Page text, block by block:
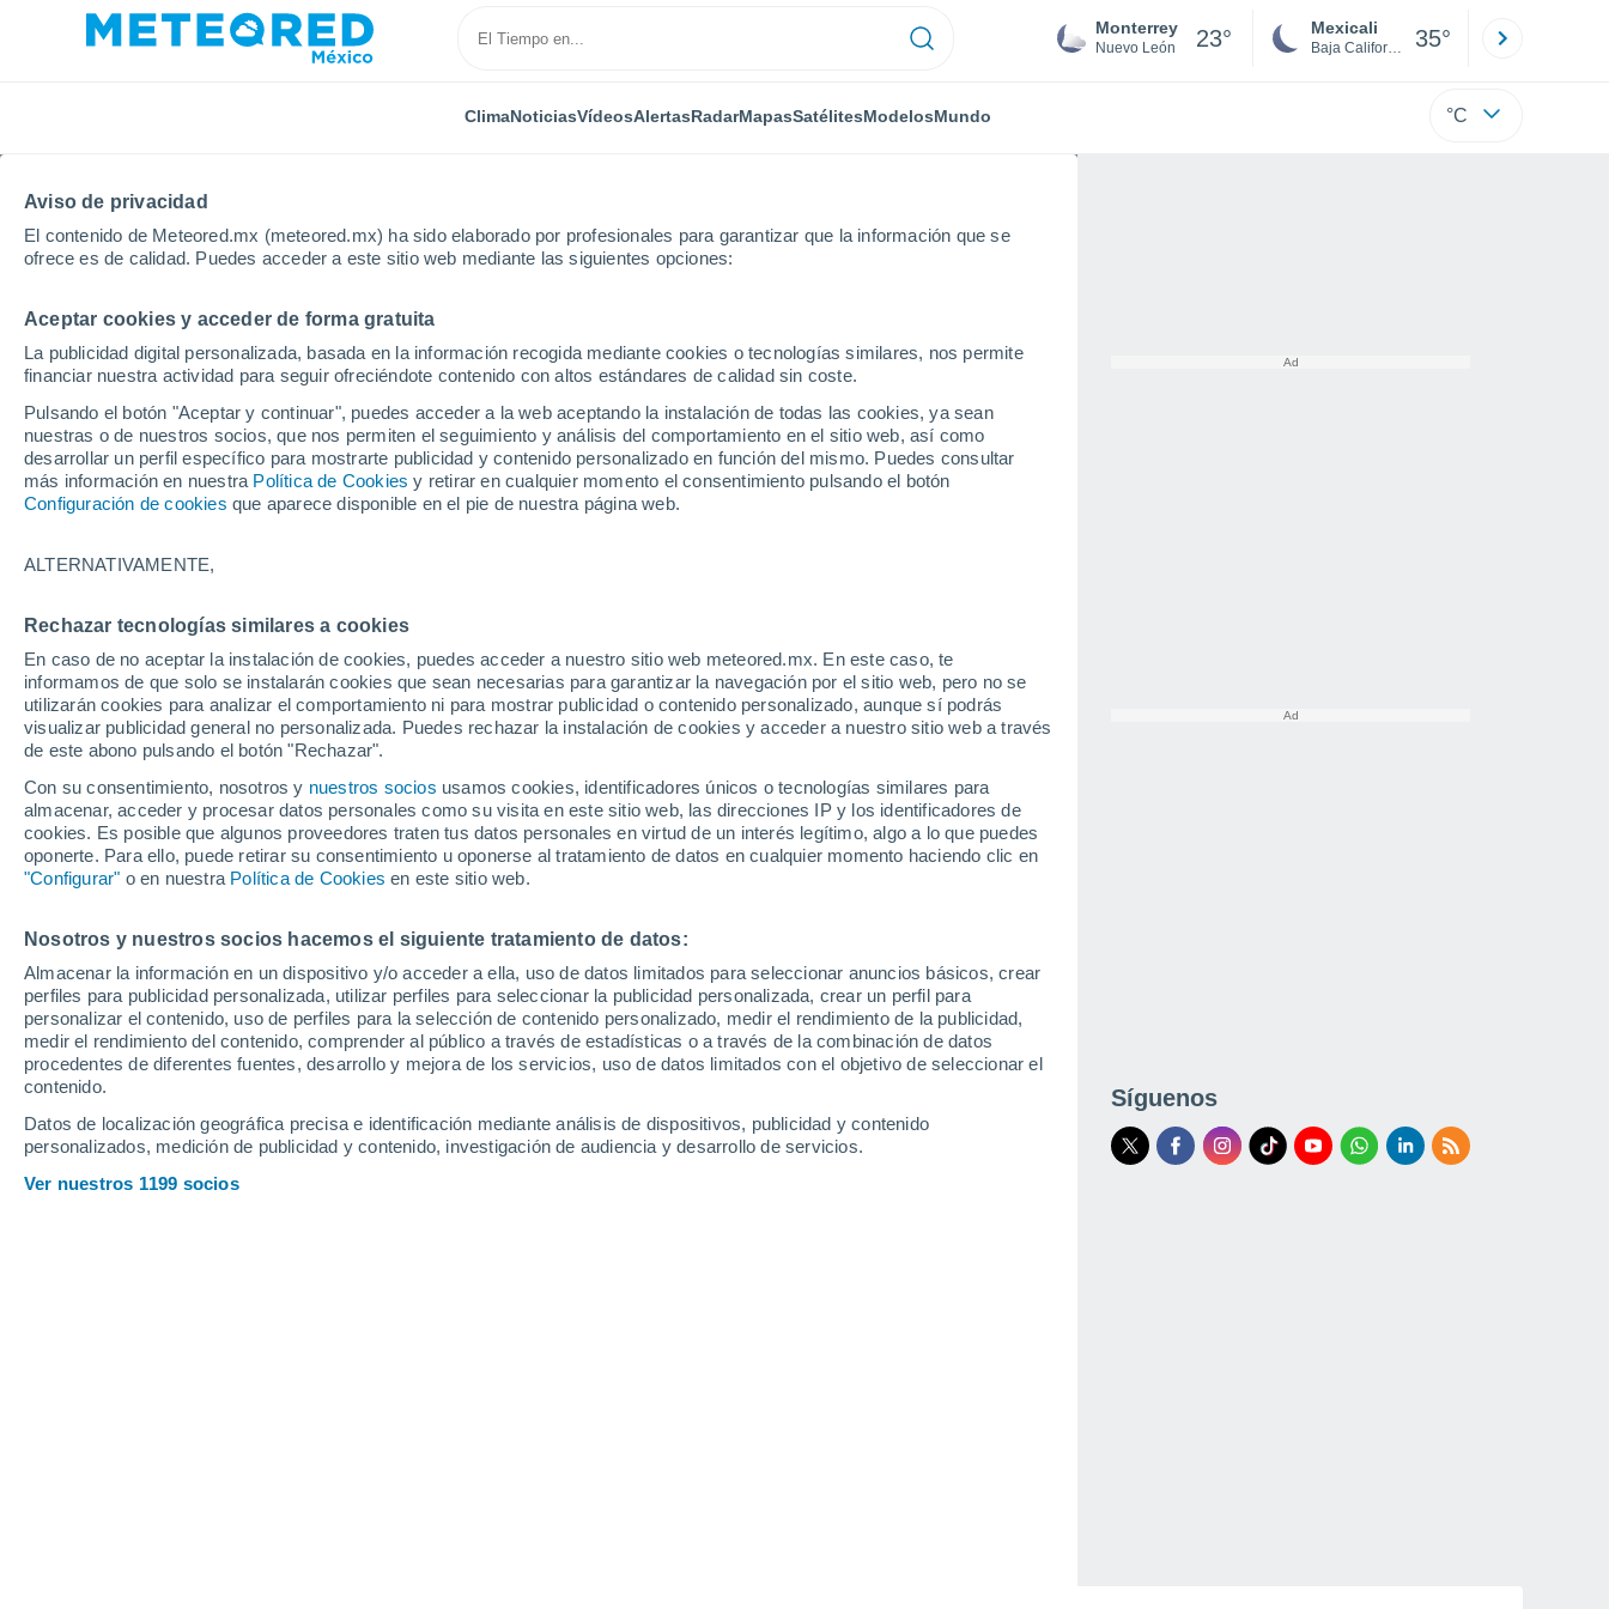
Aviso de privacidad
El contenido de Meteored.mx (meteored.mx) ha sido elaborado por profesionales para garantizar que la información que se
ofrece es de calidad. Puedes acceder a este sitio web mediante las siguientes opciones:
Aceptar cookies y acceder de forma gratuita
La publicidad digital personalizada, basada en la información recogida mediante cookies o tecnologías similares, nos permite
financiar nuestra actividad para seguir ofreciéndote contenido con altos estándares de calidad sin coste.
Pulsando el botón "Aceptar y continuar", puedes acceder a la web aceptando la instalación de todas las cookies, ya sean
nuestras o de nuestros socios, que nos permiten el seguimiento y análisis del comportamiento en el sitio web, así como
desarrollar un perfil específico para mostrarte publicidad y contenido personalizado en función del mismo. Puedes consultar
más información en nuestra Política de Cookies y retirar en cualquier momento el consentimiento pulsando el botón
Configuración de cookies que aparece disponible en el pie de nuestra página web.
ALTERNATIVAMENTE,
Rechazar tecnologías similares a cookies
En caso de no aceptar la instalación de cookies, puedes acceder a nuestro sitio web meteored.mx. En este caso, te
informamos de que solo se instalarán cookies que sean necesarias para garantizar la navegación por el sitio web, pero no se
utilizarán cookies para analizar el comportamiento ni para mostrar publicidad o contenido personalizado, aunque sí podrás
visualizar publicidad general no personalizada. Puedes rechazar la instalación de cookies y acceder a nuestro sitio web a través
de este abono pulsando el botón "Rechazar".
Con su consentimiento, nosotros y nuestros socios usamos cookies, identificadores únicos o tecnologías similares para
almacenar, acceder y procesar datos personales como su visita en este sitio web, las direcciones IP y los identificadores de
cookies. Es posible que algunos proveedores traten tus datos personales en virtud de un interés legítimo, algo a lo que puedes
oponerte. Para ello, puede retirar su consentimiento u oponerse al tratamiento de datos en cualquier momento haciendo clic en
"Configurar" o en nuestra Política de Cookies en este sitio web.
Nosotros y nuestros socios hacemos el siguiente tratamiento de datos:
Almacenar la información en un dispositivo y/o acceder a ella, uso de datos limitados para seleccionar anuncios básicos, crear
perfiles para publicidad personalizada, utilizar perfiles para seleccionar la publicidad personalizada, crear un perfil para
personalizar el contenido, uso de perfiles para la selección de contenido personalizado, medir el rendimiento de la publicidad,
medir el rendimiento del contenido, comprender al público a través de estadísticas o a través de la combinación de datos
procedentes de diferentes fuentes, desarrollo y mejora de los servicios, uso de datos limitados con el objetivo de seleccionar el
contenido.
Datos de localización geográfica precisa e identificación mediante análisis de dispositivos, publicidad y contenido
personalizados, medición de publicidad y contenido, investigación de audiencia y desarrollo de servicios.
Ver nuestros 1199 socios
Monterrey
Nuevo León 23° Mexicali
Baja California 35°
ClimaNoticiasVídeosAlertasRadarMapasSatélitesModelosMundo °C
Inicio Macao
Clima en Macao
Hoy, 8 agosto Todo el día Símbolo
Taipa
Síguenos